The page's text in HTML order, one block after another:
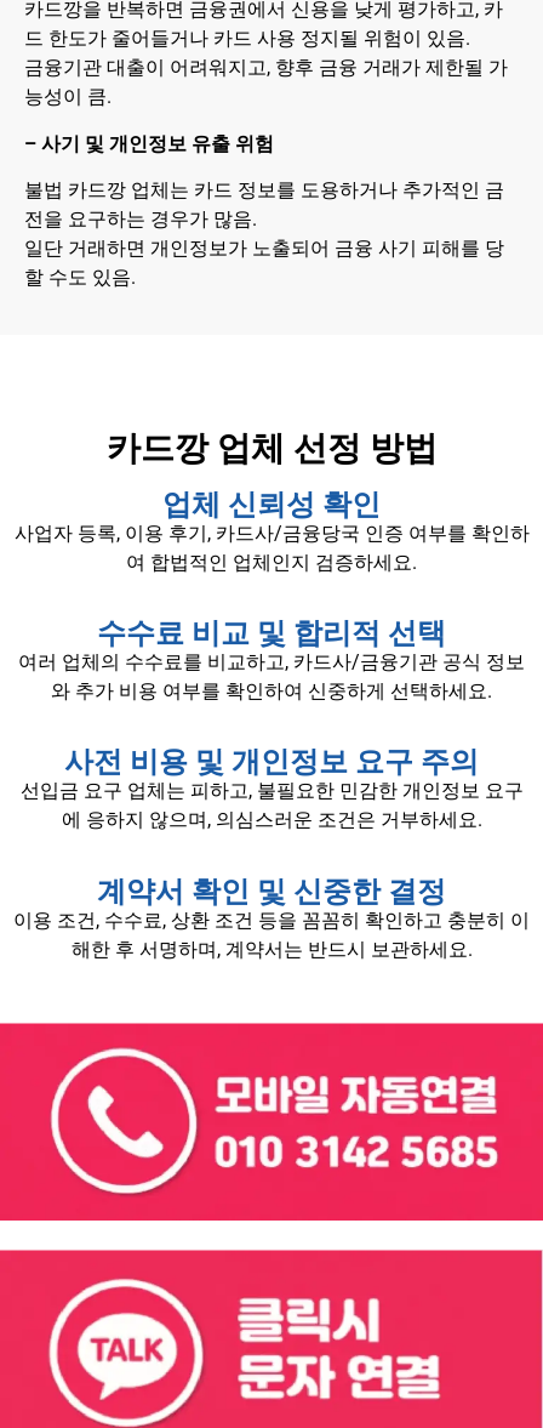
카드깡을 반복하면 금융권에서 신용을 낮게 평가하고, 카
드 한도가 줄어들거나 카드 사용 정지될 위험이 있음.
금융기관 대출이 어려워지고, 향후 금융 거래가 제한될 가
능성이 큼.
– 사기 및 개인정보 유출 위험
불법 카드깡 업체는 카드 정보를 도용하거나 추가적인 금
전을 요구하는 경우가 많음.
일단 거래하면 개인정보가 노출되어 금융 사기 피해를 당
할 수도 있음.
카드깡 업체 선정 방법
업체 신뢰성 확인
사업자 등록, 이용 후기, 카드사/금융당국 인증 여부를 확인하
여 합법적인 업체인지 검증하세요.
수수료 비교 및 합리적 선택
여러 업체의 수수료를 비교하고, 카드사/금융기관 공식 정보
와 추가 비용 여부를 확인하여 신중하게 선택하세요.
사전 비용 및 개인정보 요구 주의
선입금 요구 업체는 피하고, 불필요한 민감한 개인정보 요구
에 응하지 않으며, 의심스러운 조건은 거부하세요.
계약서 확인 및 신중한 결정
이용 조건, 수수료, 상환 조건 등을 꼼꼼히 확인하고 충분히 이
해한 후 서명하며, 계약서는 반드시 보관하세요.